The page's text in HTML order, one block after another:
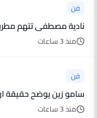
فن
نادية مصطفى تتهم
منذ 3 ساعات
فن
سامو زين يوضح حقيقة
منذ 3 ساعات